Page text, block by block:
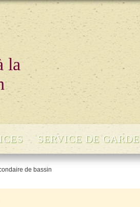
la
SERVICE DE GARDE
de bassin